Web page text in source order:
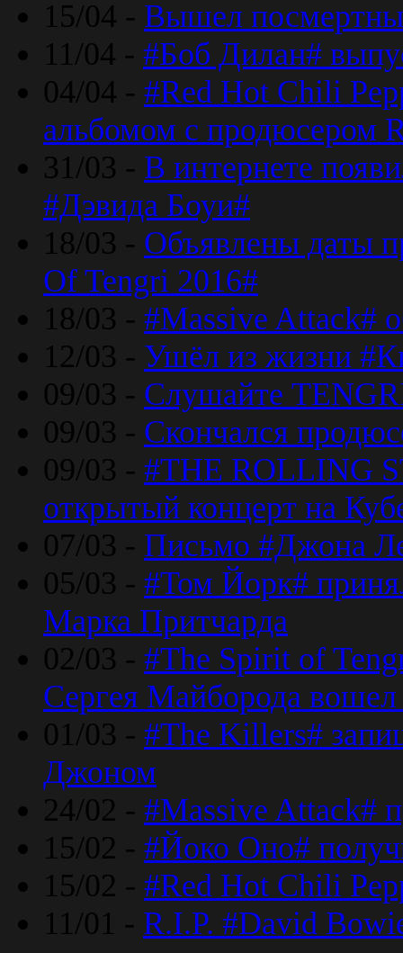
15/04 - Вышел
11/04 - #Боб Дилан#
04/04 - #Red Hot Chili
альбомом с продюсером
31/03 - В интернете
#Дэвида Боуи#
18/03 - Объявлены даты
Of Tengri 2016#
18/03 - #Massive Attack#
12/03 - Ушёл из жизни
09/03 - Слушайте
09/03 - Скончался
09/03 - #THE ROLLING
открытый концерт на
07/03 - Письмо #Джона
05/03 - #Том Йорк#
Марка Притчарда
02/03 - #The Spirit of
Сергея Майборода
01/03 - #The Killers#
Джоном
24/02 - #Massive Attack#
15/02 - #Йоко Оно#
15/02 - #Red Hot Chili
11/01 - R.I.P. #David